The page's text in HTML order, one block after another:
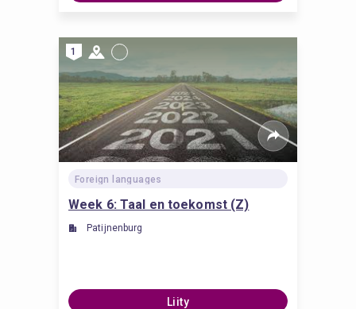
1
Foreign languages
Week 6: Taal en toekomst (Z)
Patijnenburg
Liity